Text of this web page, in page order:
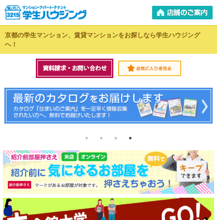
京都の学生マンション、賃貸マンションをお探しなら学生ハウジング
へ！